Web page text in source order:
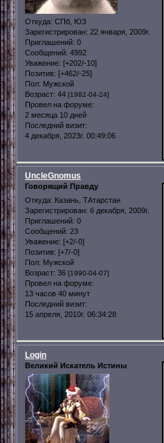
Откуда: СПб, ЮЗ
Зарегистрирован: 22 января, 2009г.
Приглашений: 0
Сообщений: 4992
Уважение: [+202/-10]
Позитив: [+462/-25]
Пол: Мужской
Возраст: 44 [1982-04-24]
Провел на форуме:
2 месяца 10 дней
Последний визит:
4 декабря, 2023г. 00:49:06
UncleGnomus
Говорящий Правду
Откуда: Казань, ТАтарстан
Зарегистрирован: 6 декабря, 2009г.
Приглашений: 0
Сообщений: 23
Уважение: [+2/-0]
Позитив: [+7/-0]
Пол: Мужской
Возраст: 36 [1990-04-07]
Провел на форуме:
13 часов 40 минут
Последний визит:
15 апреля, 2010г. 06:34:28
Login
Великий Искатель Истины